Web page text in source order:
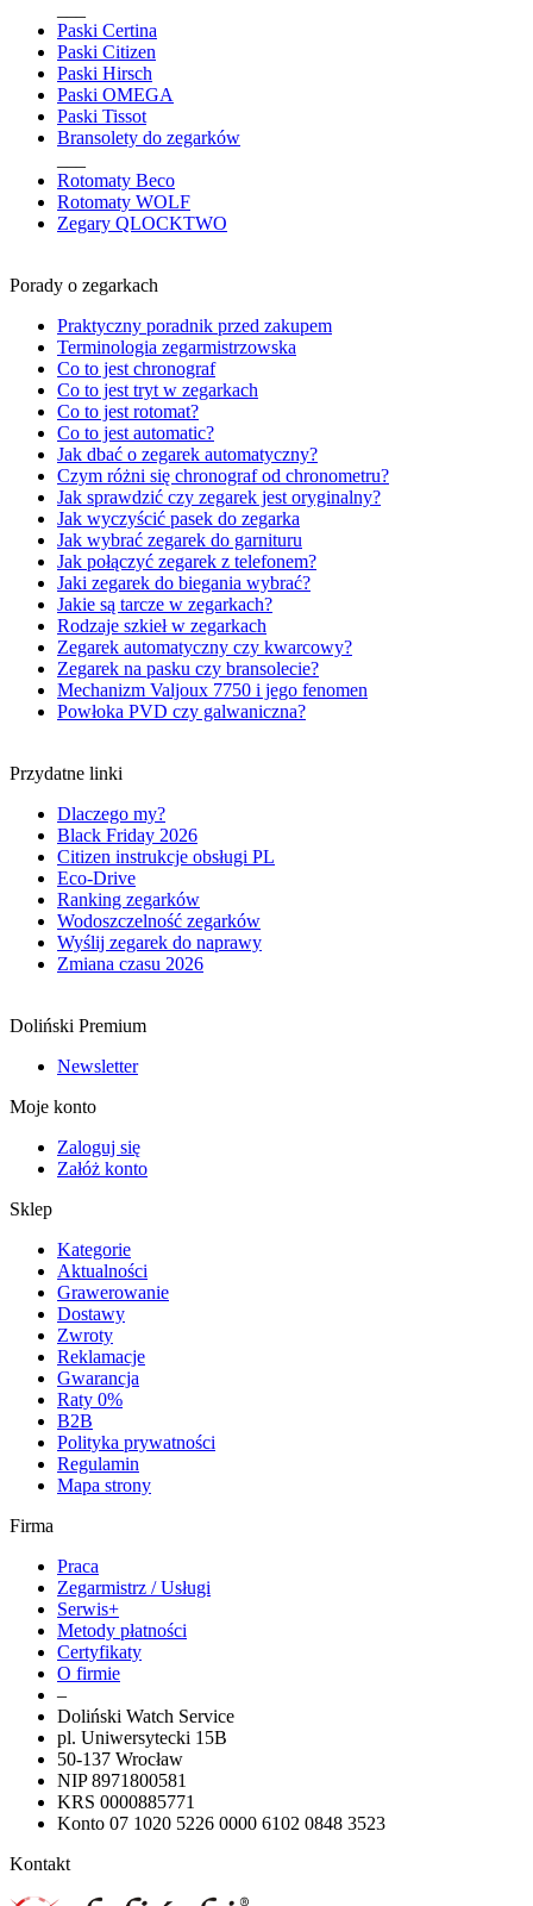
Paski Certina
Paski Citizen
Paski Hirsch
Paski OMEGA
Paski Tissot
Bransolety do zegarków
Rotomaty Beco
Rotomaty WOLF
Zegary QLOCKTWO
Porady o zegarkach
Praktyczny poradnik przed zakupem
Terminologia zegarmistrzowska
Co to jest chronograf
Co to jest tryt w zegarkach
Co to jest rotomat?
Co to jest automatic?
Jak dbać o zegarek automatyczny?
Czym różni się chronograf od chronometru?
Jak sprawdzić czy zegarek jest oryginalny?
Jak wyczyścić pasek do zegarka
Jak wybrać zegarek do garnituru
Jak połączyć zegarek z telefonem?
Jaki zegarek do biegania wybrać?
Jakie są tarcze w zegarkach?
Rodzaje szkieł w zegarkach
Zegarek automatyczny czy kwarcowy?
Zegarek na pasku czy bransolecie?
Mechanizm Valjoux 7750 i jego fenomen
Powłoka PVD czy galwaniczna?
Przydatne linki
Dlaczego my?
Black Friday 2026
Citizen instrukcje obsługi PL
Eco-Drive
Ranking zegarków
Wodoszczelność zegarków
Wyślij zegarek do naprawy
Zmiana czasu 2026
Doliński Premium
Newsletter
Moje konto
Zaloguj się
Załóż konto
Sklep
Kategorie
Aktualności
Grawerowanie
Dostawy
Zwroty
Reklamacje
Gwarancja
Raty 0%
B2B
Polityka prywatności
Regulamin
Mapa strony
Firma
Praca
Zegarmistrz / Usługi
Serwis+
Metody płatności
Certyfikaty
O firmie
–
Doliński Watch Service
pl. Uniwersytecki 15B
50-137 Wrocław
NIP 8971800581
KRS 0000885771
Konto 07 1020 5226 0000 6102 0848 3523
Kontakt